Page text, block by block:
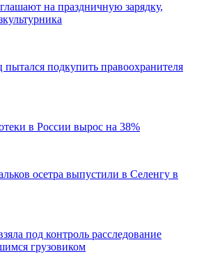
на праздничную зарядку,
подкупить правоохранителя
в России вырос на 38%
осетра выпустили в Селенгу в
под контроль расследование
грузовиком